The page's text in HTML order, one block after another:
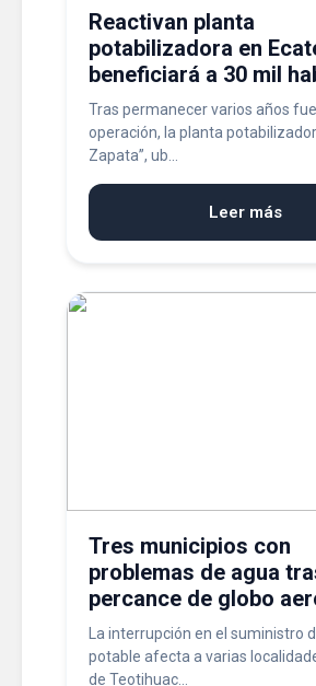
Reactivan planta
potabilizadora en
beneficiará a 30 mil
Tras permanecer varios años
operación, la planta
Zapata”, ub...
Leer más
Tres municipios con
problemas de agua
percance de globo
La interrupción en el suministro
potable afecta a varias
de Teotihuac...